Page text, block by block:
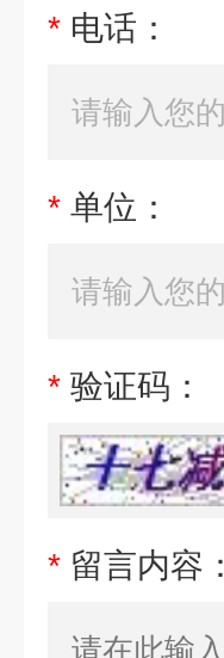
* 电话：
* 单位：
* 验证码：
* 留言内容：